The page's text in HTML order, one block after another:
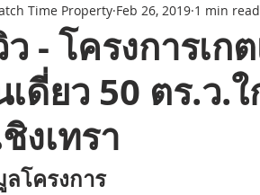
าดและการขาย บริการด้านการโอ
Eng - บริการด้านพัฒนาโครงการ
ฝึกอบรม Eng - Project
- โครงการเก
ดี่ยว 50 ตร.ว.
งเทรา
Time Property Feb 26, 2019 1 min read
โครงการ